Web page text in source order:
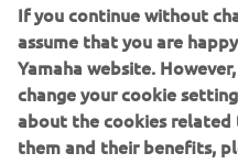
NEWSLETTER
Conoscerai in anteprima le
nuove uscite e molto altro
If you continue without
assume that you are
Yamaha website.
change your cookie
about the cookies related
them and their benefits,